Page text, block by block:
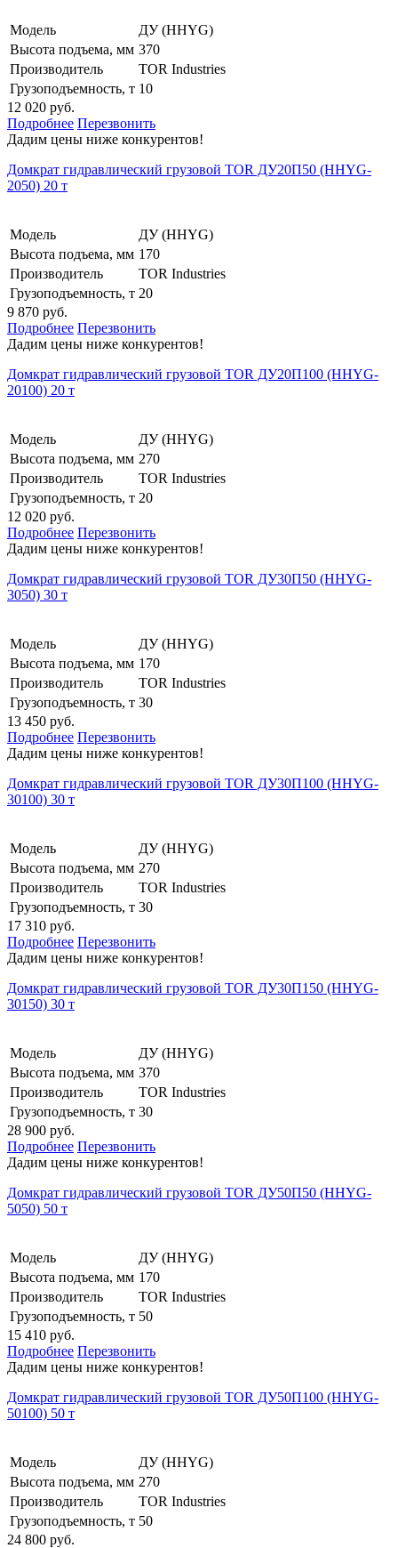
Модель
ДУ (HHYG)
Высота подъема, мм 370
Производитель
TOR Industries
Грузоподъемность, т 10
12 020 руб.
Подробнее Перезвонить
Дадим цены ниже конкурентов!
Домкрат гидравлический грузовой TOR ДУ20П50 (HHYG-
2050) 20 т
Модель
ДУ (HHYG)
Высота подъема, мм 170
Производитель
TOR Industries
Грузоподъемность, т 20
9 870 руб.
Подробнее Перезвонить
Дадим цены ниже конкурентов!
Домкрат гидравлический грузовой TOR ДУ20П100 (HHYG-
20100) 20 т
Модель
ДУ (HHYG)
Высота подъема, мм 270
Производитель
TOR Industries
Грузоподъемность, т 20
12 020 руб.
Подробнее Перезвонить
Дадим цены ниже конкурентов!
Домкрат гидравлический грузовой TOR ДУ30П50 (HHYG-
3050) 30 т
Модель
ДУ (HHYG)
Высота подъема, мм 170
Производитель
TOR Industries
Грузоподъемность, т 30
13 450 руб.
Подробнее Перезвонить
Дадим цены ниже конкурентов!
Домкрат гидравлический грузовой TOR ДУ30П100 (HHYG-
30100) 30 т
Модель
ДУ (HHYG)
Высота подъема, мм 270
Производитель
TOR Industries
Грузоподъемность, т 30
17 310 руб.
Подробнее Перезвонить
Дадим цены ниже конкурентов!
Домкрат гидравлический грузовой TOR ДУ30П150 (HHYG-
30150) 30 т
Модель
ДУ (HHYG)
Высота подъема, мм 370
Производитель
TOR Industries
Грузоподъемность, т 30
28 900 руб.
Подробнее Перезвонить
Дадим цены ниже конкурентов!
Домкрат гидравлический грузовой TOR ДУ50П50 (HHYG-
5050) 50 т
Модель
ДУ (HHYG)
Высота подъема, мм 170
Производитель
TOR Industries
Грузоподъемность, т 50
15 410 руб.
Подробнее Перезвонить
Дадим цены ниже конкурентов!
Домкрат гидравлический грузовой TOR ДУ50П100 (HHYG-
50100) 50 т
Модель
ДУ (HHYG)
Высота подъема, мм 270
Производитель
TOR Industries
Грузоподъемность, т 50
24 800 руб.